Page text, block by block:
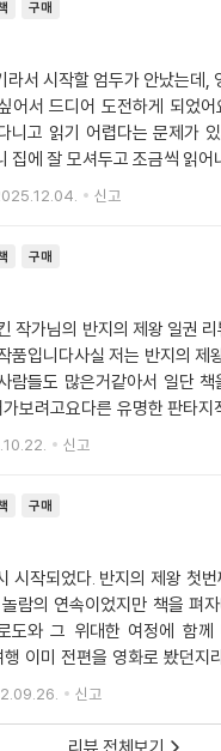
서사는 이 책에 매료되기에 충
기를 상세히 알려주는 두꺼운
읽는 것 같은 즐거움을 줄 것이
스터 아마존 미드 『반지의
장 스펙터클한 반지 전쟁을 구
랑을 받았다. 아마존 프라임에
리고 게임 등 수많은 팬을 거느
게 빚어낸 톨킨의 세계를 체험
을 것이다.
라 새롭게 다듬고 고쳐 쓴 『반
을 찾아오다
호빗』과 『반지의 제왕』 그리
의 생전에 출판되지 못했다.
력으로 정리하여 출간한 것이
의로 인해 톨킨의 작품들을 번
, 사후 서적 중 다수는 출간되
못했다. 톨킨의 작품을 더 폭넓
장벽으로 남아 있었다.
구매
라서 시작할 엄두가 안났는데,
어서 드디어 도전하게 되었
니고 읽기 어렵다는 문제가
집에 잘 모셔두고 조금씩 읽어
신고
구매
작가님의 반지의 제왕 일권
품입니다사실 저는 반지의 제
람들도 많은거같아서 일단
보려고요다른 유명한 판타지
반지의 제왕도 재미있엇으면
신고
구매
첫번째 이야기 '반지원정대'
람의 연속이었지만 책을 펴
각하면
신고